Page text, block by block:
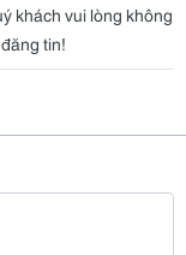
khách vui lòng không
tin!